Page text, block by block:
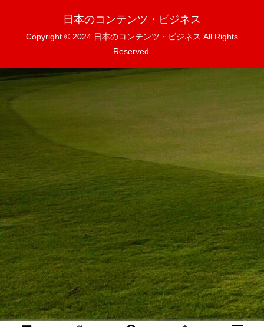
日本のコンテンツ・ビジネス
Copyright © 2024 日本のコンテンツ・ビジネス All Rights
Reserved.